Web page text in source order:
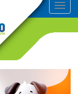
T
o
v
g